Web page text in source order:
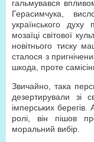
гальмувався
Герасимчука,
українського
мозаїці світової
новітнього тиску
сталося з
шкода, проте
Звичайно, така
дезертирували зі
імперських
ролі, він пішов
моральний вибір.